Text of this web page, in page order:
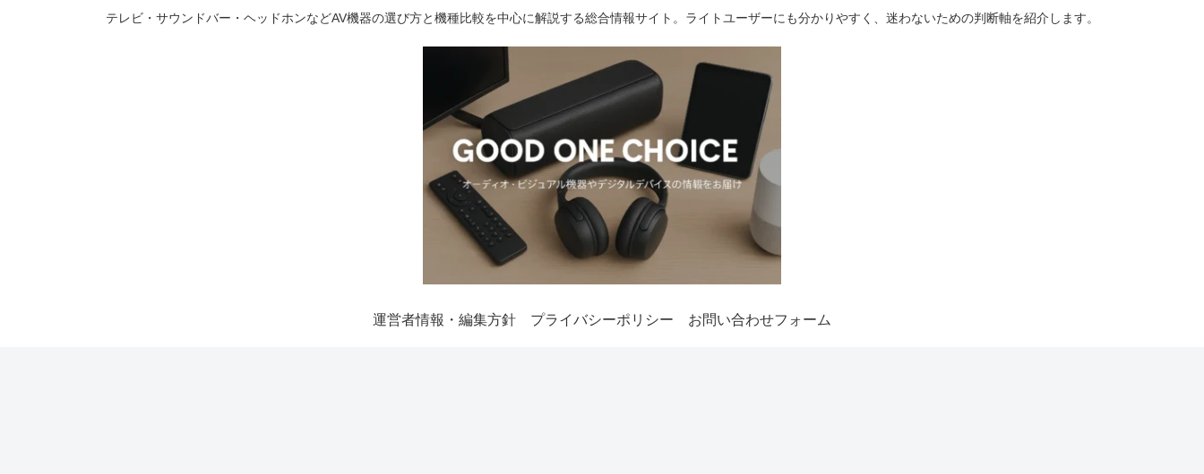
テレビ・サウンドバー・ヘッドホンなどAV機器の選び方と機種比較を中心に解説する総合情報サイト。ライトユーザーにも分かりやすく、迷わないための判断軸を紹介します。
運営者情報・編集方針 プライバシーポリシー お問い合わせフォーム